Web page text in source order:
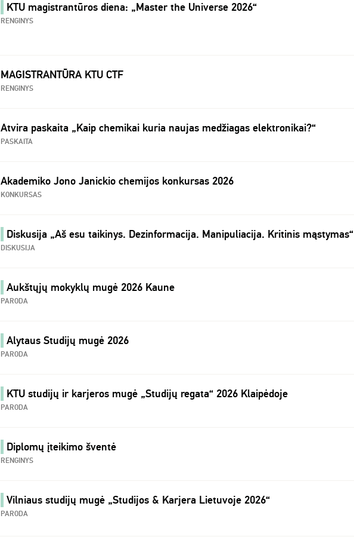
KTU magistrantūros diena: „Master the Universe 2026“
RENGINYS
MAGISTRANTŪRA KTU CTF
RENGINYS
Atvira paskaita „Kaip chemikai kuria naujas medžiagas elektronikai?“
PASKAITA
Akademiko Jono Janickio chemijos konkursas 2026
KONKURSAS
Diskusija „Aš esu taikinys. Dezinformacija. Manipuliacija. Kritinis mąstymas“
DISKUSIJA
Aukštųjų mokyklų mugė 2026 Kaune
PARODA
Alytaus Studijų mugė 2026
PARODA
KTU studijų ir karjeros mugė „Studijų regata“ 2026 Klaipėdoje
PARODA
Diplomų įteikimo šventė
RENGINYS
Vilniaus studijų mugė „Studijos & Karjera Lietuvoje 2026“
PARODA